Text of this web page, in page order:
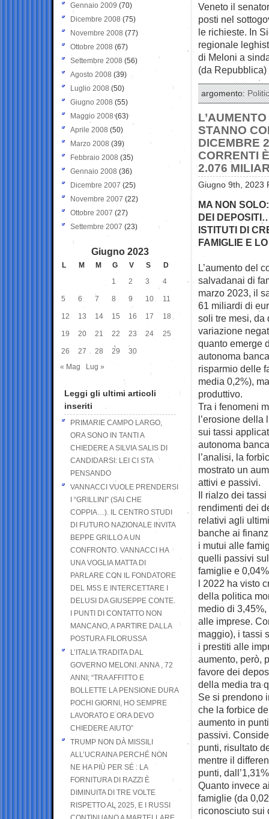
Veneto il
posti nel
le richieste. In
regionale
di Meloni a
(da Repubblica)
argomento:
STANNO
DICEMBRE
CORRENTI
2.076
Giugno 9th, 2023
MA NON
DEI
ISTITUTI DI
FAMIGLIE E
L’aumento del
salvadanai di
marzo 2023, il
61 miliardi di
soli tre mesi, da
variazione
quanto emerge
autonoma
risparmio delle
media 0,2%),
produttivo.
Tra i fenomeni
l’erosione della
sui tassi
autonoma
l’analisi, la
mostrato un
attivi e passivi.
Il rialzo dei
rendimenti dei
relativi agli
banche ai
i mutui alle
quelli passivi
famiglie e
l 2022 ha visto
della politica
medio di
alle imprese.
maggio), i tassi
i prestiti alle
aumento, però,
favore dei
della media tra
Se si prendono
che la forbice
aumento in
passivi.
punti, risultato
mentre il
punti,
Quanto invece
famiglie (da
riconosciuto sui
Gennaio 2009 (70)
Dicembre 2008 (75)
Novembre 2008 (77)
Ottobre 2008 (67)
Settembre 2008 (56)
Agosto 2008 (39)
Luglio 2008 (50)
Giugno 2008 (55)
Maggio 2008(63)
Aprile 2008 (50)
Marzo 2008 (39)
Febbraio 2008 (35)
Gennaio 2008 (36)
Dicembre 2007 (25)
Novembre 2007 (22)
Ottobre 2007 (27)
Settembre 2007 (23)
Giugno 2023
L M M G V S
D
1
2 3 4
5 6 7 8 9 10 11
12 13 14 15 16 17 18
19 20 21 22 23 24 25
26 27 28 29
30
« Mag
Lug »
Leggi gli ultimi articoli
inseriti
PRIMARIE CAMPO LARGO,
ORA SONO IN TANTI A
CHIEDERE A SILVIA SALIS DI
CANDIDARSI: LEI CI STA
PENSANDO
VANNACCI VUOLE PRENDERSI
I “GRILLINI” (SAI CHE
COPPIA…). IL CENTRO STUDI
DI FUTURO NAZIONALE INVITA
BEPPE GRILLO A UN
CONFRONTO. VANNACCI HA
UNA VOGLIA MATTA DI
PARLARE CON IL FONDATORE
DEL M5S E INTERCETTARE I
DELUSI DA GIUSEPPE CONTE.
I PUNTI DI CONTATTO NON
MANCANO, A PARTIRE DALLA
POSTURA FILORUSSA
L’ITALIA TRADITA DAL
GOVERNO MELONI. ANNA , 72
ANNI; “TRA AFFITTO E
BOLLETTE LA PENSIONE DURA
POCHI GIORNI, HO SEMPRE
LAVORATO E ORA DEVO
CHIEDERE AIUTO”
TRUMP NON DÀ MISSILI
ALL’UCRAINA PERCHÉ NON
NE HA PIÙ PER SÉ : LA
FORNITURA DI RAZZI È
DIMINUITA DI TRE VOLTE
RISPETTO AL 2025, E I RUSSI